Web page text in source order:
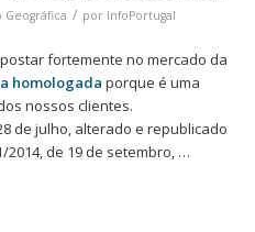
Geográfica / por InfoPortugal
fortemente no mercado da
homologada porque é uma
nossos clientes.
de julho, alterado e republicado
2014, de 19 de setembro, …